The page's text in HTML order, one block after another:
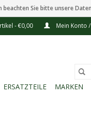
- €0,00 Mein Konto
ERSATZTEILE MARKEN
Sie bitte unsere